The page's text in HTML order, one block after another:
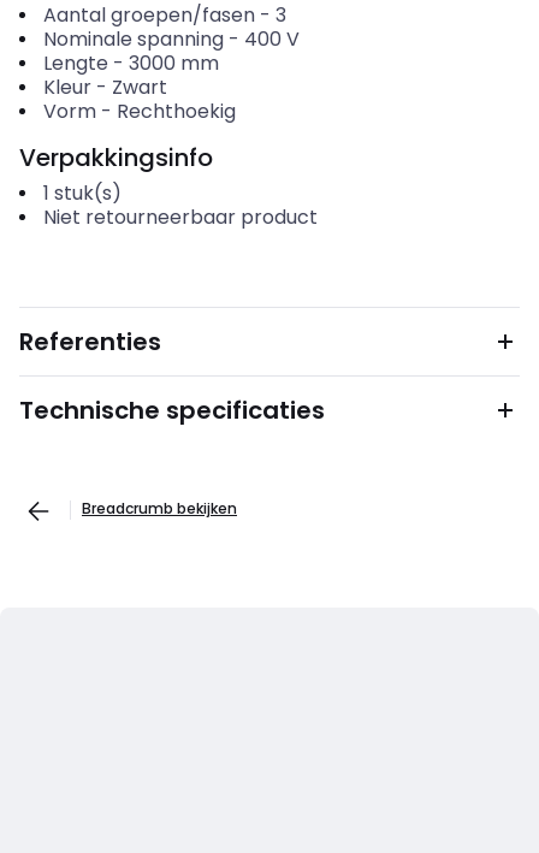
Aantal groepen/fasen- 3
Nominale spanning- 400 V
Lengte - 3000 mm
Kleur- Zwart
Vorm- Rechthoekig
Verpakkingsinfo
1 stuk(s)
Niet retourneerbaar product
Referenties
Technische specificaties
Breadcrumb bekijken